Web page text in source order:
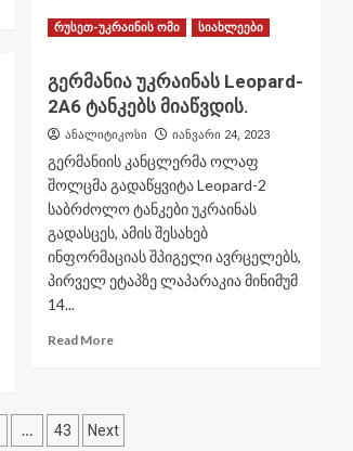
Read MoreRead
პოლონეთი
უკრაინას
ლეოპარდის
გარდა
60
PT-
91
ტიპის
ტანკს
გადასცემს.
რუსეთ-უკრაინის ომი სიახლეები
გერმანია უკრაინას Leopard-
2A6 ტანკებს მიაწვდის.
ანალიტიკოსი იანვარი 24, 2023
გერმანიის კანცლერმა ოლაფ
შოლცმა გადაწყვიტა Leopard-2
საბრძოლო ტანკები უკრაინას
გადასცეს, ამის შესახებ
ინფორმაციას შპიგელი ავრცელებს,
პირველ ეტაპზე ლაპარაკია მინიმუმ
14...
Read MoreRead
უკრაინას
Leopard-
… 43 Next